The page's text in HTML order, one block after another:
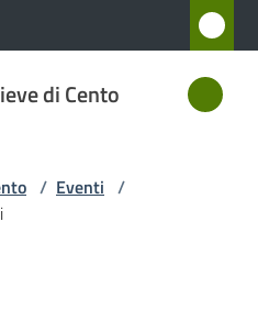
di Cento
/ Eventi /